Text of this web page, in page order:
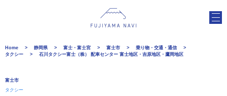
Home 静岡県 富士・富士宮 富士市
乗り物・交通・通信
タクシー
石川タクシー富士（株） 配車センター 富士地区・吉原地区・鷹岡地区
富士市
タクシー